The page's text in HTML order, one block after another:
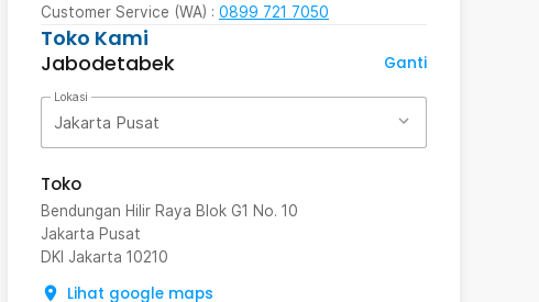
Customer Service (WA) : 0899 721 7050
Toko Kami
Jabodetabek
Ganti
Lokasi
Jakarta Pusat
Toko
Bendungan Hilir Raya Blok G1 No. 10
Jakarta Pusat
DKI Jakarta 10210
Lihat google maps